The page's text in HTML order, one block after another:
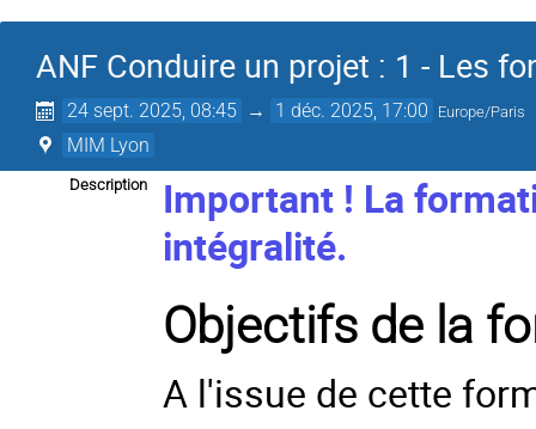
ANF Conduire un projet : 1 - Les
24 sept. 2025, 08:45 → 1 déc. 2025, 17:00 Europe/Paris
MIM Lyon
Description
Important ! La
intégralité.
Objectifs de la
A l'issue de cette